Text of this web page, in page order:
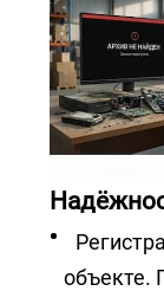
Регистратор: Архив хранится на
объекте.